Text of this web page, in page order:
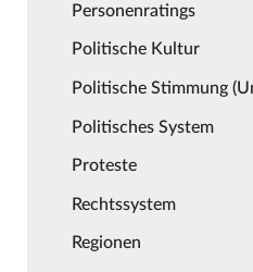
Personenratings
Politische Kultur
Politische Stimmung
Politisches System
Proteste
Rechtssystem
Regionen